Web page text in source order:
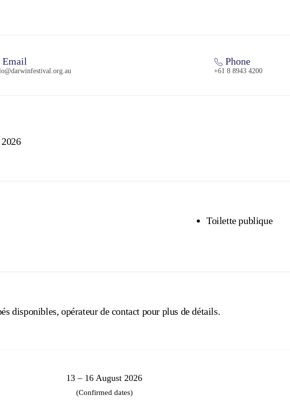
Email Phone
+61 8 8943 4200
Toilette publique
disponibles, opérateur de contact pour plus de détails.
13 – 16 August 2026
(Confirmed dates)